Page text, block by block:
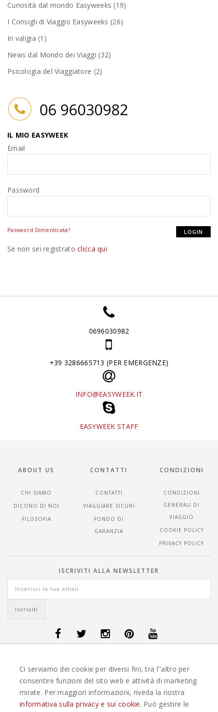
Curiosità dal mondo Easyweeks (19)
I Consigli di Viaggio Easyweeks (26)
In valigia (1)
News dal Mondo dei Viaggi (32)
Psicologia del Viaggiatore (2)
IL MIO EASYWEEK
Email
Password
Password Dimenticata?
Se non sei registratoclicca qui
0696030982
+39 3286665713 (PER EMERGENZE)
INFO@EASYWEEK.IT
EASYWEEK STAFF
ABOUT US
CHI SIAMO
DICONO DI NOI
FILOSOFIA
CONTATTI
CONTATTI
VIAGGIARE SICURI
FONDO DI
GARANZIA
CONDIZIONI
CONDIZIONI
GENERALI DI
VIAGGIO
COOKIE POLICY
PRIVACY POLICY
ISCRIVITI ALLA NEWSLETTER
VIAGGI GUATEMALA -OFFERTE VIAGGI ISLANDA -OFFERTE VIAGGI
OFFERTE VIAGGI MAURITIUS OFFERTE VIAGGI MESSICO
OFFERTE VIAGGI NORVEGIA- OFFERTE VIAGGI PORTOGALLO-
OFFERTE VIAGGI SEYCHELLES-OFFERTE VIAGGI SPAGNA-OFFERTE
Ci serviamo dei cookie per diversi fini, tra l''altro per
consentire funzioni del sito web e attività di marketing
mirate. Per maggiori informazioni, riveda la nostra
informativa sulla privacy e sui cookie. Può gestire le